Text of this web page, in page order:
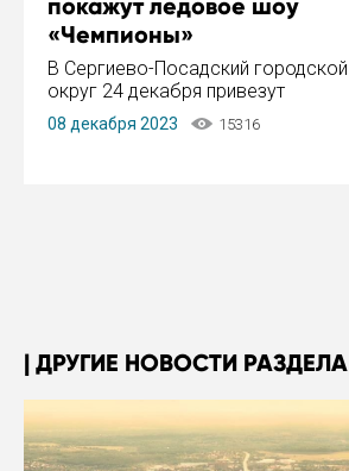
покажут ледовое шоу
«Чемпионы»
В Сергиево-Посадский городской
округ 24 декабря привезут
ледовый тур «Чемпионы»
заслуженного мастера спорта,
08 декабря 2023 15316
ДРУГИЕ НОВОСТИ РАЗДЕЛА